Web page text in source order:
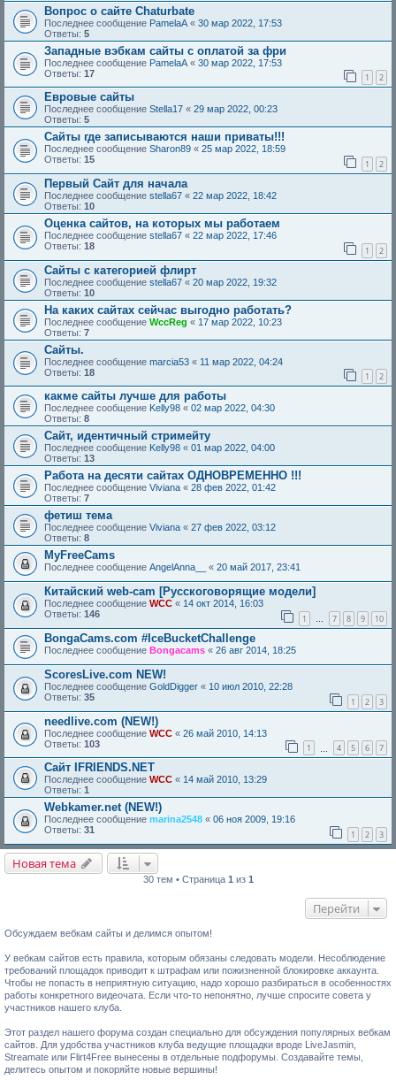
Вопрос о сайте Chaturbate
Последнее сообщение PamelaA « 30 мар 2022, 17:53
Ответы: 5
Западные вэбкам сайты с оплатой за фри
Последнее сообщение PamelaA « 30 мар 2022, 17:53
Ответы: 17 1 2
Евровые сайты
Последнее сообщение Stella17 « 29 мар 2022, 00:23
Ответы: 5
Сайты где записываются наши приваты!!!
Последнее сообщение Sharon89 « 25 мар 2022, 18:59
Ответы: 15 1 2
Первый Сайт для начала
Последнее сообщение stella67 « 22 мар 2022, 18:42
Ответы: 10
Оценка сайтов, на которых мы работаем
Последнее сообщение stella67 « 22 мар 2022, 17:46
Ответы: 18 1 2
Сайты с категорией флирт
Последнее сообщение stella67 « 20 мар 2022, 19:32
Ответы: 10
На каких сайтах сейчас выгодно работать?
Последнее сообщение WccReg « 17 мар 2022, 10:23
Ответы: 7
Сайты.
Последнее сообщение marcia53 « 11 мар 2022, 04:24
Ответы: 18 1 2
какме сайты лучше для работы
Последнее сообщение Kelly98 « 02 мар 2022, 04:30
Ответы: 8
Сайт, идентичный стримейту
Последнее сообщение Kelly98 « 01 мар 2022, 04:00
Ответы: 13
Работа на десяти сайтах ОДНОВРЕМЕННО !!!
Последнее сообщение Viviana « 28 фев 2022, 01:42
Ответы: 7
фетиш тема
Последнее сообщение Viviana « 27 фев 2022, 03:12
Ответы: 8
MyFreeCams
Последнее сообщение AngelAnna__ « 20 май 2017, 23:41
Китайский web-cam [Русскоговорящие модели]
Последнее сообщение WCC « 14 окт 2014, 16:03
Ответы: 146 1 … 7 8 9 10
BongaCams.com #IceBucketChallenge
Последнее сообщение Bongacams « 26 авг 2014, 18:25
ScoresLive.com NEW!
Последнее сообщение GoldDigger « 10 июл 2010, 22:28
Ответы: 35 1 2 3
needlive.com (NEW!)
Последнее сообщение WCC « 26 май 2010, 14:13
Ответы: 103 1 4 5 6 7
Сайт IFRIENDS.NET
Последнее сообщение WCC « 14 май 2010, 13:29
Ответы: 1
Webkamer.net (NEW!)
Последнее сообщение marina2548 « 06 ноя 2009, 19:16
Ответы: 31 1 2 3
Новая тема
30 тем • Страница 1 из 1
Перейти
Обсуждаем вебкам сайты и делимся опытом!
У вебкам сайтов есть правила, которым обязаны следовать модели. Несоблюдение
требований площадок приводит к штрафам или пожизненной блокировке аккаунта.
Чтобы не попасть в неприятную ситуацию, надо хорошо разбираться в особенностях
работы конкретного видеочата. Если что-то непонятно, лучше спросите совета у
участников нашего клуба.
Этот раздел нашего форума создан специально для обсуждения популярных вебкам
сайтов. Для удобства участников клуба ведущие площадки вроде LiveJasmin,
Streamate или Flirt4Free вынесены в отдельные подфорумы. Создавайте темы,
делитесь опытом и покоряйте новые вершины!